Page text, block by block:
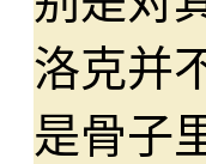
洛克并
是骨子